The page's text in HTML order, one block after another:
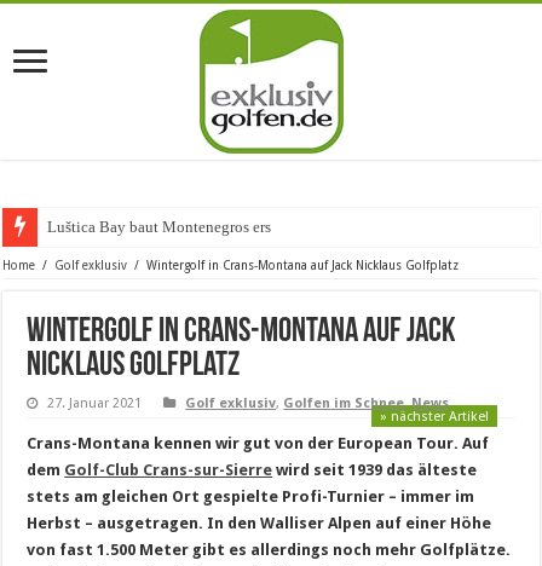
Luštica Bay baut Montenegros erste Golf-
Home / Golf exklusiv / Wintergolf in Crans-Montana auf Jack Nicklaus Golfplatz
Wintergolf in Crans-Montana auf Jack
Nicklaus Golfplatz
27. Januar 2021 Golf exklusiv, Golfen im Schnee,News
» nächster Artikel
Crans-Montana kennen wir gut von der European Tour. Auf
dem Golf-Club Crans-sur-Sierre wird seit 1939 das älteste
stets am gleichen Ort gespielte Profi-Turnier – immer im
Herbst – ausgetragen. In den Walliser Alpen auf einer Höhe
von fast 1.500 Meter gibt es allerdings noch mehr Golfplätze.